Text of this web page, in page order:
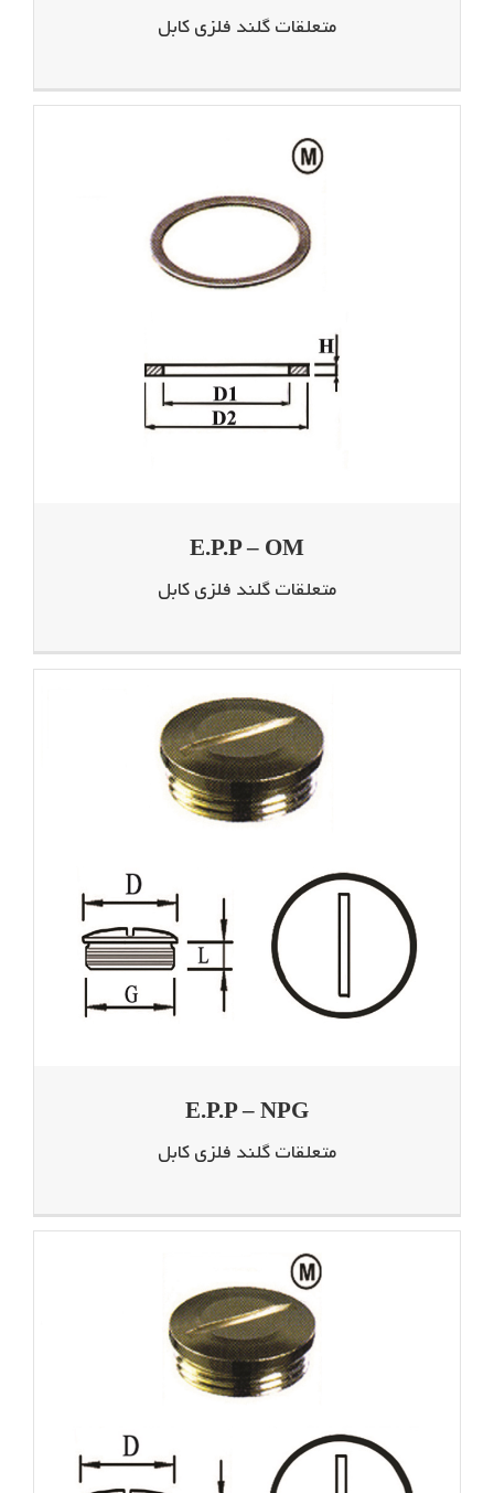
متعلقات گلند فلزی کابل
E.P.P – OM
متعلقات گلند فلزی کابل
E.P.P – NPG
متعلقات گلند فلزی کابل